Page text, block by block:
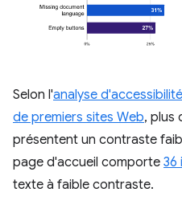
Selon l'analyse
de premiers sites Web, plus
présentent un contraste
page d'accueil comporte 36
texte à faible contraste.